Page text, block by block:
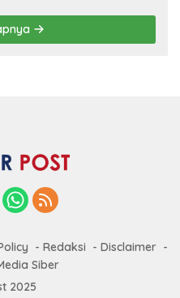
Redaksi
Disclaimer
Siber
2025